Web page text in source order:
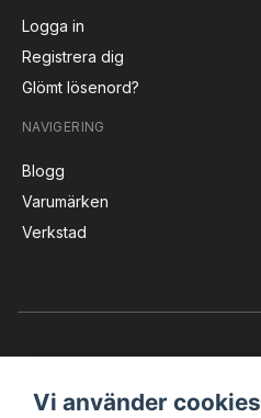
Logga in
Registrera dig
Glömt lösenord?
NAVIGERING
Blogg
Varumärken
Verkstad
Vi använder cookies